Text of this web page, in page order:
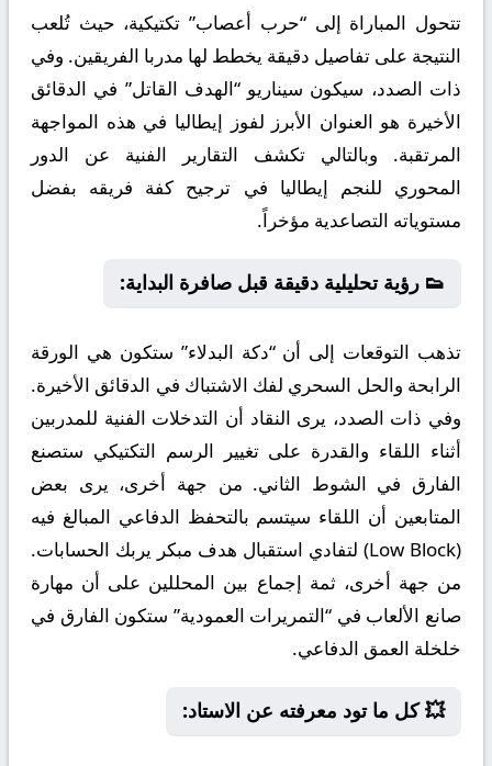
تتحول المباراة إلى “حرب أعصاب” تكتيكية، حيث تُلعب
النتيجة على تفاصيل دقيقة يخطط لها مدربا الفريقين. وفي
ذات الصدد، سيكون سيناريو “الهدف القاتل” في الدقائق
الأخيرة هو العنوان الأبرز لفوز إيطاليا في هذه المواجهة
المرتقبة. وبالتالي تكشف التقارير الفنية عن الدور
المحوري للنجم إيطاليا في ترجيح كفة فريقه بفضل
مستوياته التصاعدية مؤخراً.
👟 رؤية تحليلية دقيقة قبل صافرة البداية:
تذهب التوقعات إلى أن “دكة البدلاء” ستكون هي الورقة
الرابحة والحل السحري لفك الاشتباك في الدقائق الأخيرة.
وفي ذات الصدد، يرى النقاد أن التدخلات الفنية للمدربين
أثناء اللقاء والقدرة على تغيير الرسم التكتيكي ستصنع
الفارق في الشوط الثاني. من جهة أخرى، يرى بعض
المتابعين أن اللقاء سيتسم بالتحفظ الدفاعي المبالغ فيه
(Low Block) لتفادي استقبال هدف مبكر يربك الحسابات.
من جهة أخرى، ثمة إجماع بين المحللين على أن مهارة
صانع الألعاب في “التمريرات العمودية” ستكون الفارق في
خلخلة العمق الدفاعي.
💥 كل ما تود معرفته عن الاستاد: